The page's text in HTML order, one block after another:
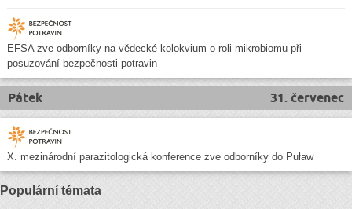
EFSA zve odborníky na vědecké kolokvium o roli mikrobiomu při
posuzování bezpečnosti potravin
31. červenec
Pátek
X. mezinárodní parazitologická konference zve odborníky do Puław
Populární témata